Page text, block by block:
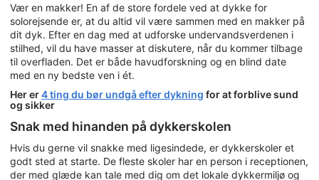
Vær en makker! En af de store fordele ved at dykke for
solorejsende er, at du altid vil være sammen med en makker på
dit dyk. Efter en dag med at udforske undervandsverdenen i
stilhed, vil du have masser at diskutere, når du kommer tilbage
til overfladen. Det er både havudforskning og en blind date
med en ny bedste ven i ét.
Her er4 ting du bør undgå efter dykning for at forblive sund
og sikker
Snak med hinanden på dykkerskolen
Hvis du gerne vil snakke med ligesindede, er dykkerskoler et
godt sted at starte. De fleste skoler har en person i receptionen,
der med glæde kan tale med dig om det lokale dykkermiljø og